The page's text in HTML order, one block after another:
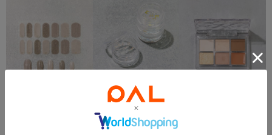
5％OFFクーポン
TIME SALE
3COINS